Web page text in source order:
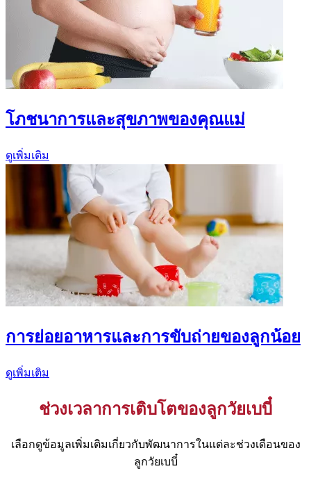
โภชนาการและสุขภาพของคุณแม่
ดูเพิ่มเติม
การย่อยอาหารและการขับถ่ายของลูกน้อย
ดูเพิ่มเติม
ช่วงเวลาการเติบโตของลูกวัยเบบี๋
เลือกดูข้อมูลเพิ่มเติมเกี่ยวกับพัฒนาการในแต่ละช่วงเดือนของ
ลูกวัยเบบี๋